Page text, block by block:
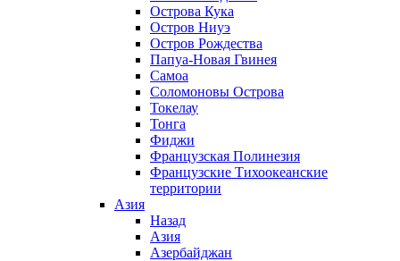
Острова Кука
Остров Ниуэ
Остров Рождества
Папуа-Новая Гвинея
Самоа
Соломоновы Острова
Токелау
Тонга
Фиджи
Французская Полинезия
Французские Тихоокеанские
территории
Азия
Назад
Азия
Азербайджан